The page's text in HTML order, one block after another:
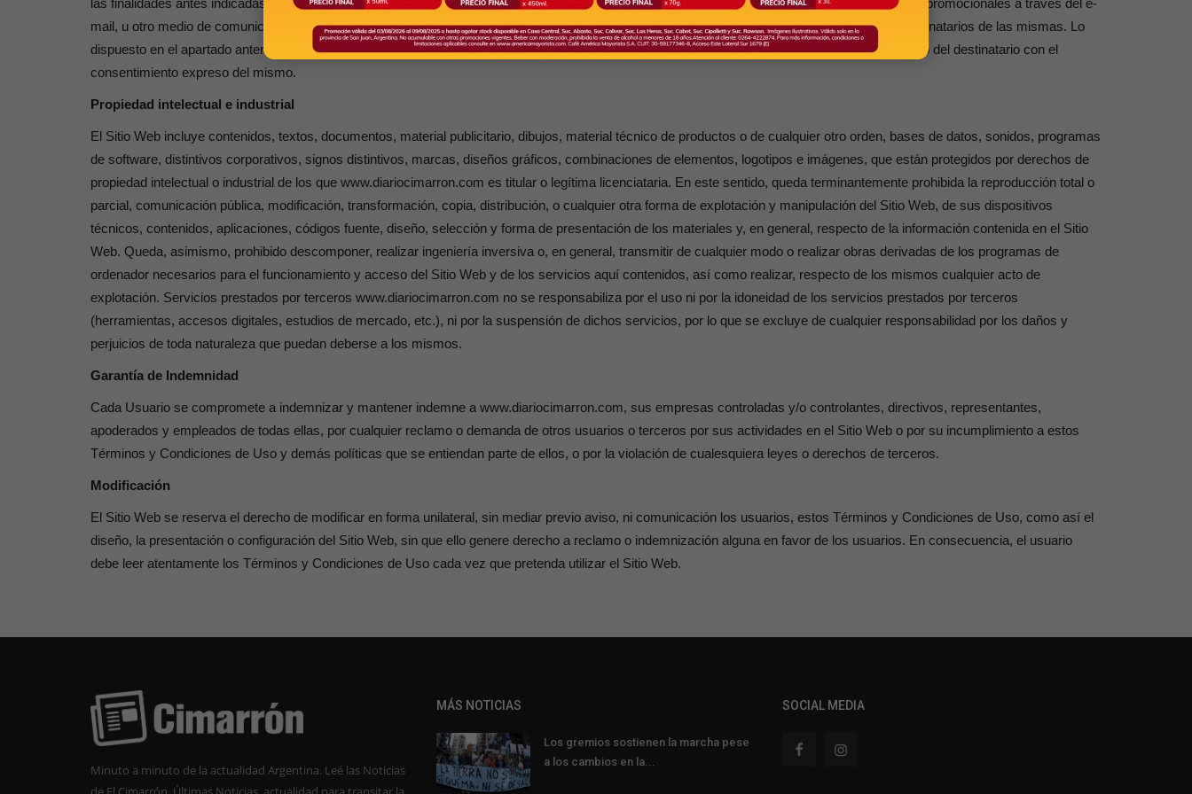
las finalidades antes indicadas. Comunicaciones comerciales no solicitadas www.diariocimarron.com no enviará comunicaciones publicitarias ni promocionales a través del e-
mail, u otro medio de comunicación electrónico equivalente, si previamente no hubieran sido solicitadas o expresamente autorizadas por los destinatarios de las mismas. Lo
dispuesto en el apartado anterior no será de aplicación cuando exista una relación contractual previa y se hubieran obtenido los datos de contacto del destinatario con el
consentimiento expreso del mismo.
Propiedad intelectual e industrial
El Sitio Web incluye contenidos, textos, documentos, material publicitario, dibujos, material técnico de productos o de cualquier otro orden, bases de datos, sonidos, programas
de software, distintivos corporativos, signos distintivos, marcas, diseños gráficos, combinaciones de elementos, logotipos e imágenes, que están protegidos por derechos de
propiedad intelectual o industrial de los que www.diariocimarron.com es titular o legítima licenciataria. En este sentido, queda terminantemente prohibida la reproducción total o
parcial, comunicación pública, modificación, transformación, copia, distribución, o cualquier otra forma de explotación y manipulación del Sitio Web, de sus dispositivos
técnicos, contenidos, aplicaciones, códigos fuente, diseño, selección y forma de presentación de los materiales y, en general, respecto de la información contenida en el Sitio
Web. Queda, asimismo, prohibido descomponer, realizar ingeniería inversiva o, en general, transmitir de cualquier modo o realizar obras derivadas de los programas de
ordenador necesarios para el funcionamiento y acceso del Sitio Web y de los servicios aquí contenidos, así como realizar, respecto de los mismos cualquier acto de
explotación. Servicios prestados por terceros www.diariocimarron.com no se responsabiliza por el uso ni por la idoneidad de los servicios prestados por terceros
(herramientas, accesos digitales, estudios de mercado, etc.), ni por la suspensión de dichos servicios, por lo que se excluye de cualquier responsabilidad por los daños y
perjuicios de toda naturaleza que puedan deberse a los mismos.
Garantía de Indemnidad
Cada Usuario se compromete a indemnizar y mantener indemne a www.diariocimarron.com, sus empresas controladas y/o controlantes, directivos, representantes,
apoderados y empleados de todas ellas, por cualquier reclamo o demanda de otros usuarios o terceros por sus actividades en el Sitio Web o por su incumplimiento a estos
Términos y Condiciones de Uso y demás políticas que se entiendan parte de ellos, o por la violación de cualesquiera leyes o derechos de terceros.
Modificación
El Sitio Web se reserva el derecho de modificar en forma unilateral, sin mediar previo aviso, ni comunicación los usuarios, estos Términos y Condiciones de Uso, como así el
diseño, la presentación o configuración del Sitio Web, sin que ello genere derecho a reclamo o indemnización alguna en favor de los usuarios. En consecuencia, el usuario
debe leer atentamente los Términos y Condiciones de Uso cada vez que pretenda utilizar el Sitio Web.
Minuto a minuto de la actualidad Argentina. Leé las Noticias
MÁS NOTICIAS
Los gremios sostienen la marcha pese
a los cambios en la...
SOCIAL MEDIA